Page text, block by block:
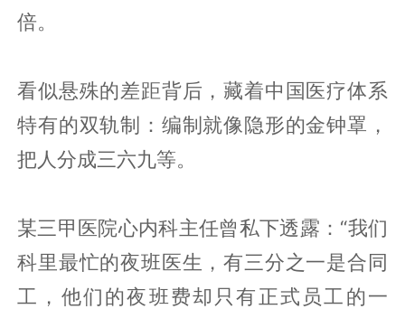
倍。
看似悬殊的差距背后，藏着中国医疗体系
特有的双轨制：编制就像隐形的金钟罩，
把人分成三六九等。
某三甲医院心内科主任曾私下透露：“我们
科里最忙的夜班医生，有三分之一是合同
工，他们的夜班费却只有正式员工的一